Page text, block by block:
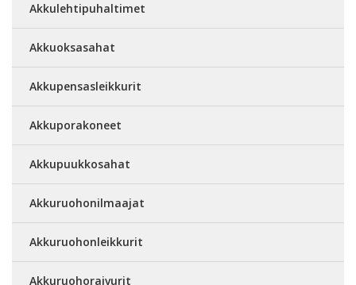
Akkulehtipuhaltimet
Akkuoksasahat
Akkupensasleikkurit
Akkuporakoneet
Akkupuukkosahat
Akkuruohonilmaajat
Akkuruohonleikkurit
Akkuruohoraivurit